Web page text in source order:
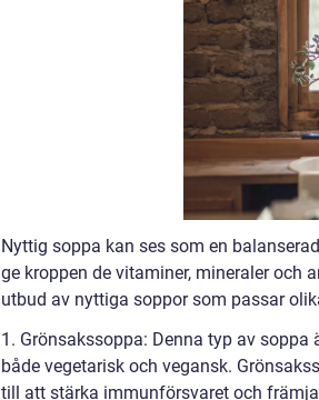
Nyttig soppa kan ses som en
ge kroppen de vitaminer, mineraler och
utbud av nyttiga soppor som passar
1. Grönsakssoppa: Denna typ av
både vegetarisk och vegansk.
till att stärka immunförsvaret och